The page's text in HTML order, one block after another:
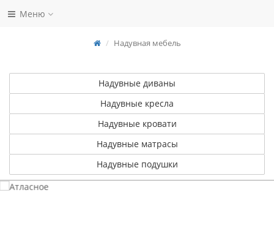
Меню
Надувная мебель
Надувные диваны
Надувные кресла
Надувные кровати
Надувные матрасы
Надувные подушки